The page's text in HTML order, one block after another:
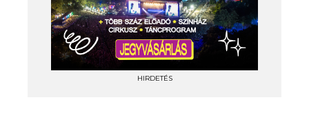
HIRDETÉS